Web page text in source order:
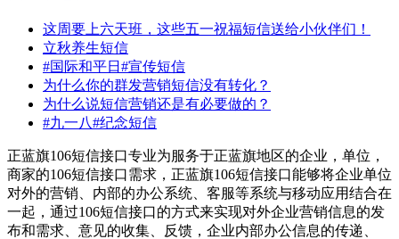
这周要上六天班，这些五一祝福短信送给小伙伴们！
立秋养生短信
#国际和平日#宣传短信
为什么你的群发营销短信没有转化？
为什么说短信营销还是有必要做的？
#九一八#纪念短信
正蓝旗106短信接口专业为服务于正蓝旗地区的企业，单位，
商家的106短信接口需求，正蓝旗106短信接口能够将企业单位
对外的营销、内部的办公系统、客服等系统与移动应用结合在
一起，通过106短信接口的方式来实现对外企业营销信息的发
布和需求、意见的收集、反馈，企业内部办公信息的传递、